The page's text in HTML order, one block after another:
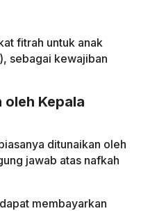
fitrah untuk anak
sebagai kewajiban
oleh Kepala
ditunaikan oleh
jawab atas nafkah
membayarkan